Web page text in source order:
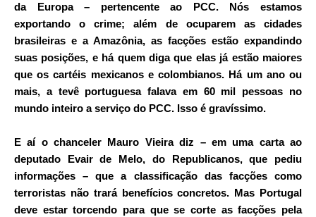
da Europa – pertencente ao
PCC. Nós estamos
exportando o crime; além de ocuparem as cidades
brasileiras e a Amazônia, as facções estão expandindo
suas posições, e há quem diga que elas já estão maiores
que os cartéis mexicanos e colombianos. Há um ano ou
mais, a tevê portuguesa falava em 60 mil pessoas no
mundo inteiro a serviço do PCC. Isso é gravíssimo.
E aí o chanceler Mauro Vieira diz – em uma carta ao
deputado Evair de Melo, do Republicanos, que pediu
informações – que a classificação das facções como
terroristas não trará benefícios concretos. Mas Portugal
deve estar torcendo para que se corte as facções pela